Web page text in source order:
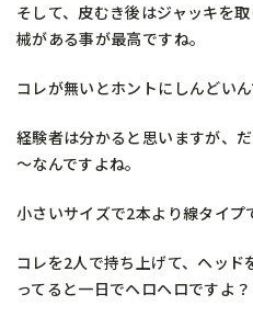
そして、皮むき後はジャッキを
械がある事が最高ですね。
コレが無いとホントにしんどい
経験者は分かると思いますが、
～なんですよね。
小さいサイズで2本より線タイプ
コレを2人で持ち上げて、ヘッド
ってると一日でヘロヘロですよ？